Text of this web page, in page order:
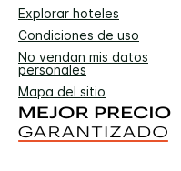
Explorar hoteles
Condiciones de uso
No vendan mis datos
personales
Mapa del sitio